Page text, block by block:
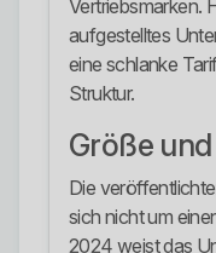
Vertriebsmarken.
aufgestelltes
eine schlanke
Struktur.
Größe
Die
sich nicht um
2024 weist das